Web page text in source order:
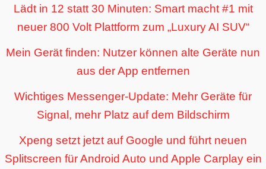
Lädt in 12 statt 30 Minuten: Smart macht #1 mit
neuer 800 Volt Plattform zum „Luxury AI SUV“
Mein Gerät finden: Nutzer können alte Geräte nun
aus der App entfernen
Wichtiges Messenger-Update: Mehr Geräte für
Signal, mehr Platz auf dem Bildschirm
Xpeng setzt jetzt auf Google und führt neuen
Splitscreen für Android Auto und Apple Carplay ein